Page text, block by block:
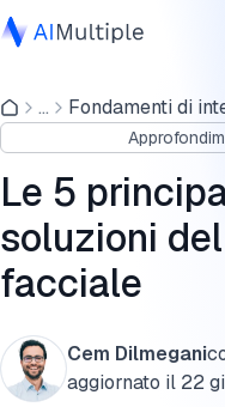
IA Agente
Sicurezza
Dati
Software Aziendale
Servizi
... Fondamenti di
Le 5
soluzioni
facciale
Cem Dilmegani
aggiornato il 22
1. Privacy e
3. Sicurezza dei dati e
4. Limiti tecnici in
Le fasi della tecnologia